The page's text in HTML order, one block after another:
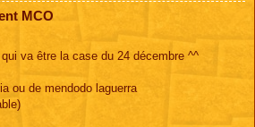
MCO
va être la case du 24 décembre ^^
ou de mendodo laguerra